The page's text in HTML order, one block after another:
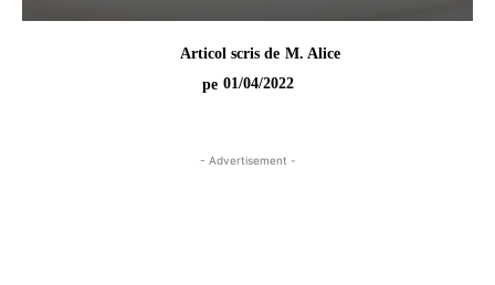
Articol scris de M. Alice
pe 01/04/2022
- Advertisement -